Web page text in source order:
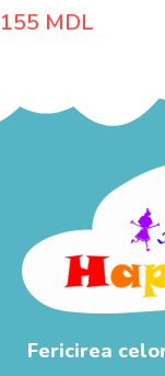
155 MDL
Fericirea